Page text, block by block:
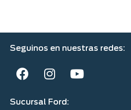
Seguinos en nuestras redes:
Sucursal Ford: